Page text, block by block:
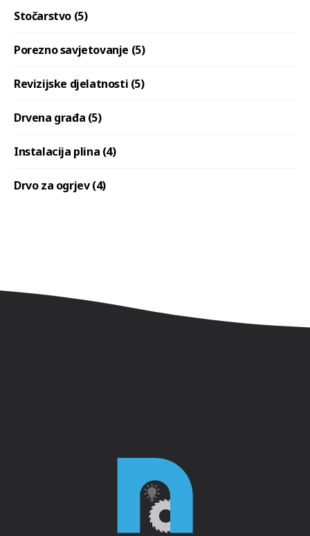
Stočarstvo (5)
Porezno savjetovanje (5)
Revizijske djelatnosti (5)
Drvena građa (5)
Instalacija plina (4)
Drvo za ogrjev (4)